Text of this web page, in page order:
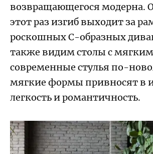
возвращающегося модерна.
этот раз изгиб выходит за
роскошных С-образных
также видим столы с
современные стулья по-
мягкие формы привносят в
легкость и романтичность.